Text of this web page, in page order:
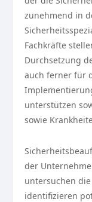
zunehmend in
Fachkräfte
Durchsetzung
auch ferner für
unterstützen
sowie
der
untersuchen
identifizieren